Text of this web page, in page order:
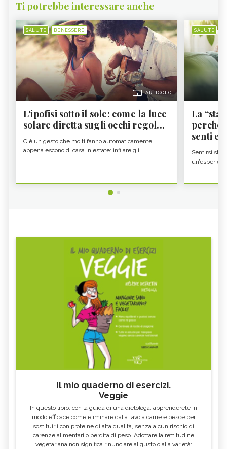
Ti potrebbe interessare anche
SALUTE BENESSERE
ARTICOLO
L'ipofisi sotto il sole: come la luce
solare diretta sugli occhi regol...
C'è un gesto che molti fanno automaticamente
appena escono di casa in estate: infilare gli...
SALUTE
La
perché
senti
Sentirsi
Il mio quaderno di esercizi.
Veggie
In questo libro, con la guida di una dietologa, apprenderete in
modo efficace come eliminare dalla tavola carne e pesce per
sostituirli con proteine di alta qualità, senza alcun rischio di
carenze alimentari o perdita di peso. Adottare la rettitudine
vegetariana non significa rinunciare al gusto o alla varietà: